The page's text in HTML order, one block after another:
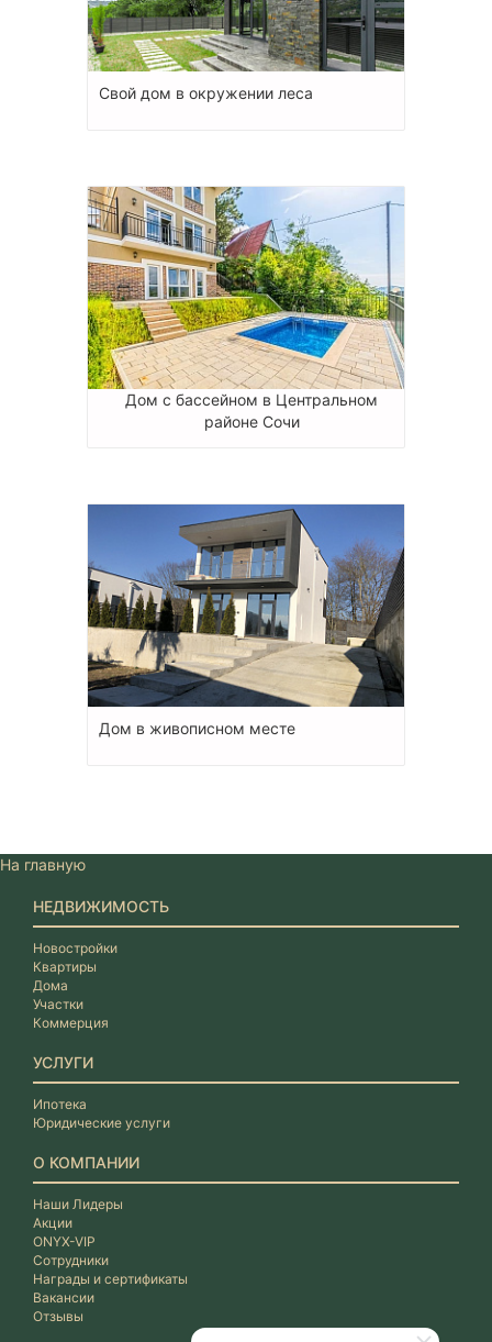
Свой дом в окружении леса
Дом с бассейном в Центральном
районе Сочи
Дом в живописном месте
На главную
НЕДВИЖИМОСТЬ
Новостройки
Квартиры
Дома
Участки
Коммерция
УСЛУГИ
Ипотека
Юридические услуги
О КОМПАНИИ
Наши Лидеры
Акции
ONYX-VIP
Сотрудники
Награды и сертификаты
Вакансии
Отзывы